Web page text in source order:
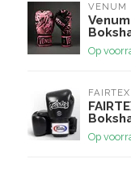
VENUM
Op
FAIRTEX
Op